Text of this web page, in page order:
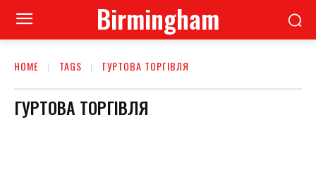
Birmingham
HOME TAGS ГУРТОВА ТОРГІВЛЯ
ГУРТОВА ТОРГІВЛЯ